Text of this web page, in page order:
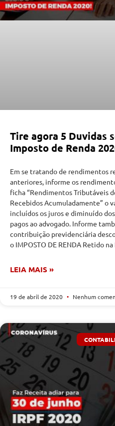
Tire agora 5 Duvidas
Imposto de Renda
Em se tratando de rendimentos
anteriores, informe os
ficha “Rendimentos Tributáveis
Recebidos Acumuladamente” o
incluídos os juros e diminuído
pagos ao advogado. Informe
contribuição previdenciária
o IMPOSTO DE RENDA Retido na
LEIA MAIS »
19 de abril de 2020 Nenhum